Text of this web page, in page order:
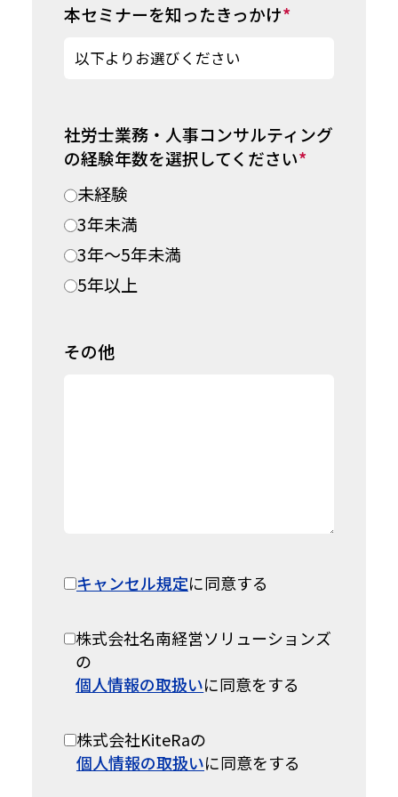
本セミナーを知ったきっかけ*
社労士業務・人事コンサルティング
の経験年数を選択してください*
未経験
3年未満
3年～5年未満
5年以上
その他
キャンセル規定に同意する
株式会社名南経営ソリューションズ
の
個人情報の取扱いに同意をする
株式会社KiteRaの
個人情報の取扱いに同意をする